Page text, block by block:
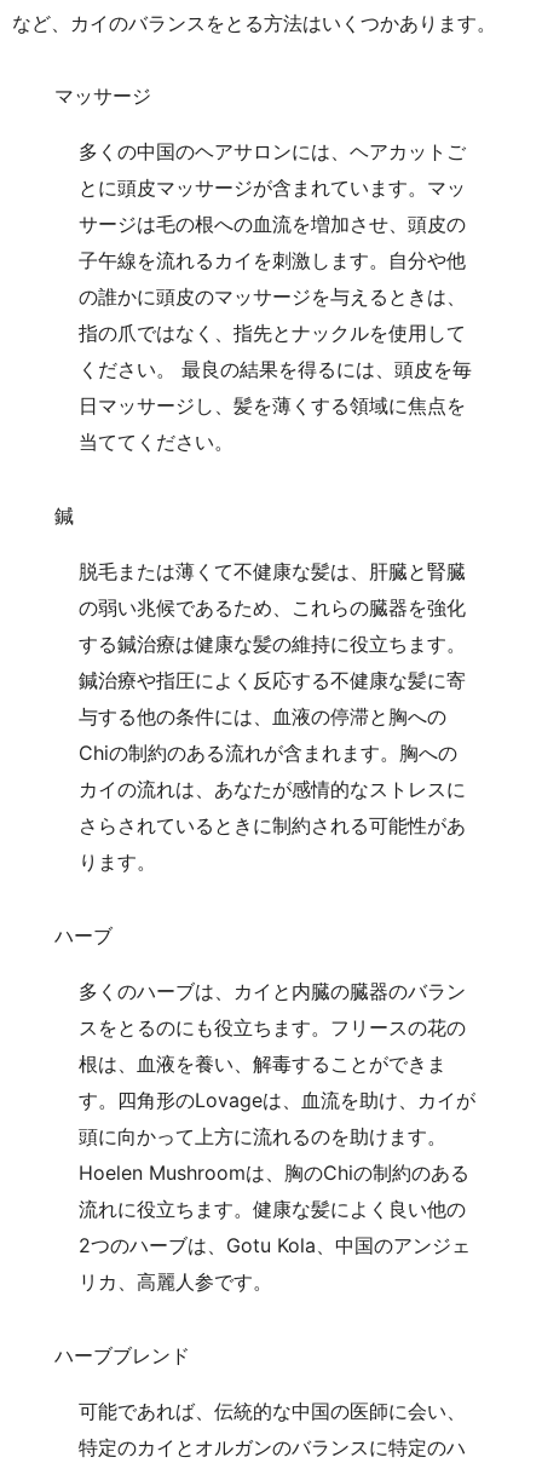
など、カイのバランスをとる方法はいくつかあります。
マッサージ
多くの中国のヘアサロンには、ヘアカットご
とに頭皮マッサージが含まれています。マッ
サージは毛の根への血流を増加させ、頭皮の
子午線を流れるカイを刺激します。自分や他
の誰かに頭皮のマッサージを与えるときは、
指の爪ではなく、指先とナックルを使用して
ください。 最良の結果を得るには、頭皮を毎
日マッサージし、髪を薄くする領域に焦点を
当ててください。
鍼
脱毛または薄くて不健康な髪は、肝臓と腎臓
の弱い兆候であるため、これらの臓器を強化
する鍼治療は健康な髪の維持に役立ちます。
鍼治療や指圧によく反応する不健康な髪に寄
与する他の条件には、血液の停滞と胸への
Chiの制約のある流れが含まれます。胸への
カイの流れは、あなたが感情的なストレスに
さらされているときに制約される可能性があ
ります。
ハーブ
多くのハーブは、カイと内臓の臓器のバラン
スをとるのにも役立ちます。フリースの花の
根は、血液を養い、解毒することができま
す。四角形のLovageは、血流を助け、カイが
頭に向かって上方に流れるのを助けます。
Hoelen Mushroomは、胸のChiの制約のある
流れに役立ちます。健康な髪によく良い他の
2つのハーブは、Gotu Kola、中国のアンジェ
リカ、高麗人参です。
ハーブブレンド
可能であれば、伝統的な中国の医師に会い、
特定のカイとオルガンのバランスに特定のハ